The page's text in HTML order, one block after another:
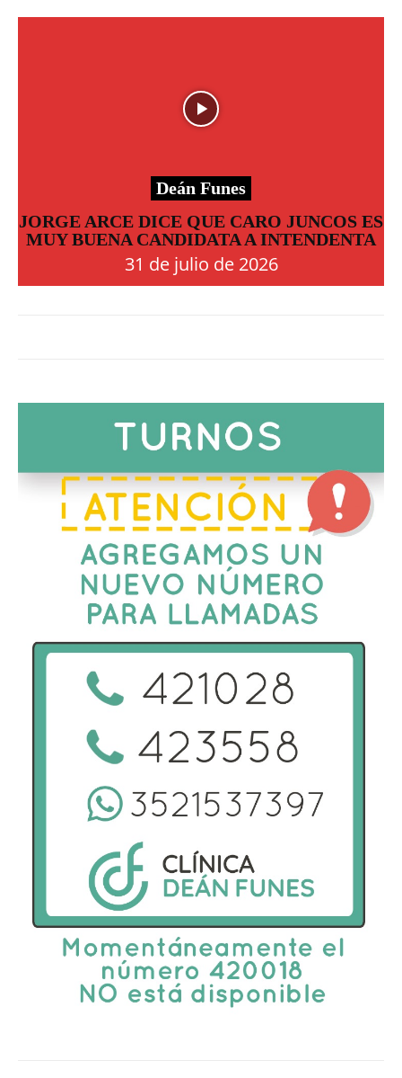
Deán Funes
JORGE ARCE DICE QUE CARO JUNCOS ES
MUY BUENA CANDIDATA A INTENDENTA
31 de julio de 2026